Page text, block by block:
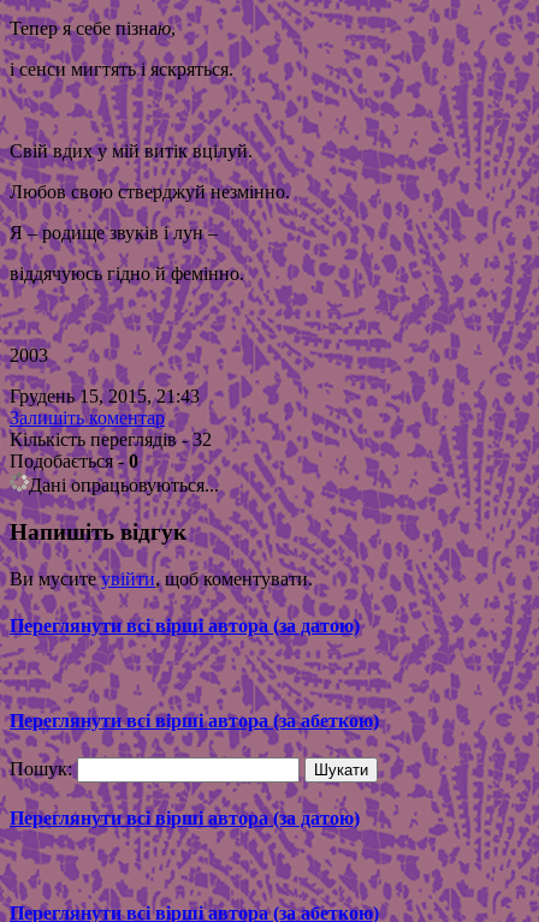
Тепер я себе пізнаю,
і сенси мигтять і яскряться.
Свій вдих у мій витік вцілуй.
Любов свою стверджуй незмінно.
Я – родище звуків і лун –
віддячуюсь гідно й фемінно.
2003
Грудень 15, 2015, 21:43
Залишіть коментар
Кількість переглядів - 32
Подобається-0
Дані опрацьовуються...
Напишіть відгук
Ви муситеувійти, щоб коментувати.
Переглянути всі вірші автора (за датою)
Переглянути всі вірші автора (за абеткою)
Пошук:
Переглянути всі вірші автора (за датою)
Переглянути всі вірші автора (за абеткою)